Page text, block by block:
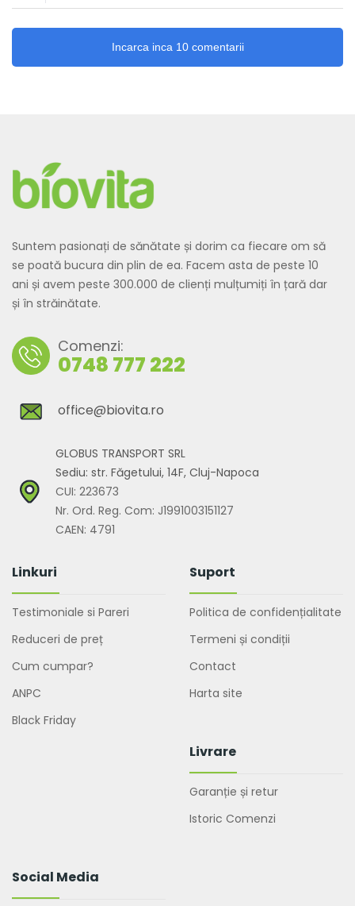
Incarca inca 10 comentarii
Suntem pasionați de sănătate și dorim ca fiecare om să
se poată bucura din plin de ea. Facem asta de peste 10
ani și avem peste 300.000 de clienți mulțumiți în țară dar
și în străinătate.
Comenzi:
0748 777 222
office@biovita.ro
GLOBUS TRANSPORT SRL
Sediu: str. Făgetului, 14F, Cluj-Napoca
CUI: 223673
Nr. Ord. Reg. Com: J1991003151127
CAEN: 4791
Linkuri
Testimoniale si Pareri
Reduceri de preț
Cum cumpar?
ANPC
Black Friday
Suport
Politica de confidențialitate
Termeni și condiții
Contact
Harta site
Livrare
Garanție și retur
Istoric Comenzi
Social Media